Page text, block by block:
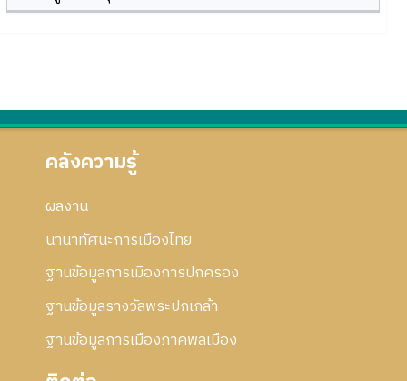
คลังความรู้
ผลงาน
นานาทัศนะการเมืองไทย
ฐานข้อมูลการเมืองการปกครอง
ฐานข้อมูลรางวัลพระปกเกล้า
ฐานข้อมูลการเมืองภาคพลเมือง